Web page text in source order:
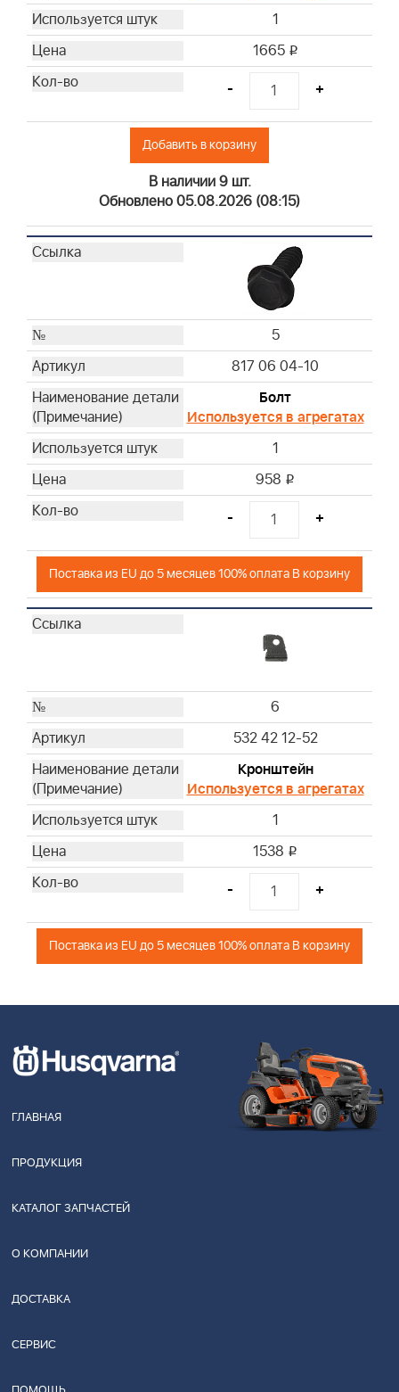
1
1665 i
- +
Добавить в корзину
В наличии 9 шт.
Обновлено 05.08.2026 (08:15)
5
817 06 04-10
Болт
Используется в агрегатах
1
958 i
- +
Поставка из EU до 5 месяцев 100% оплата В корзину
6
532 42 12-52
Кронштейн
Используется в агрегатах
1
1538 i
- +
Поставка из EU до 5 месяцев 100% оплата В корзину
ГЛАВНАЯ
ПРОДУКЦИЯ
КАТАЛОГ ЗАПЧАСТЕЙ
О КОМПАНИИ
ДОСТАВКА
СЕРВИС